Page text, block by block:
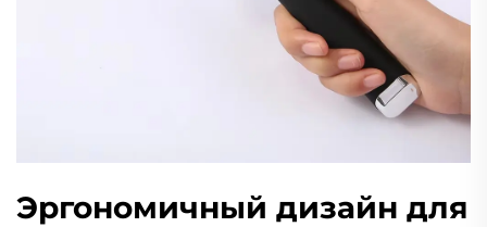
Эргономичный дизайн для